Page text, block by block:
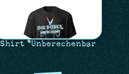
Shirt "Unberechenbar